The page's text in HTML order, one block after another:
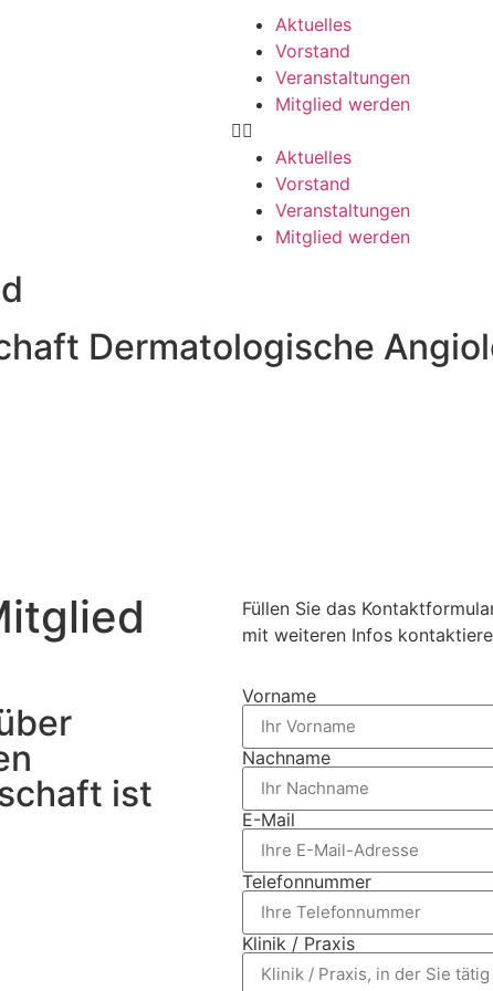
Aktuelles
Vorstand
Veranstaltungen
Mitglied werden
Aktuelles
Vorstand
Veranstaltungen
Mitglied werden
Dermatologische
ist
Füllen Sie das
mit weiteren Infos
Vorname
Nachname
E-Mail
Telefonnummer
Klinik / Praxis